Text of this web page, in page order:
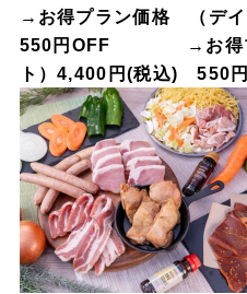
→お得プラン価格 （デ
550円OFF
→お得
ト）4,400円(税込) 550